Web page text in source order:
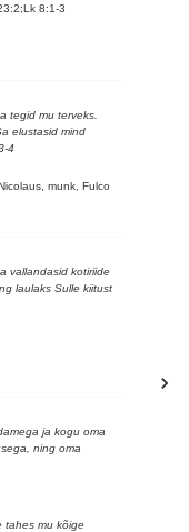
8:1-3
tegid mu terveks.
elustasid mind
4
munk, Fulco
vallandasid kotiriide
laulaks Sulle kiitust
ja kogu oma
ning oma
tahes mu kõige